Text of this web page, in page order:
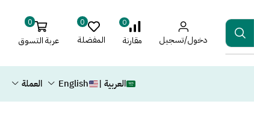
دخول/تسجيل
0
مقارنة
0
المفضلة
0
عربة التسوق
العربية | English العملة